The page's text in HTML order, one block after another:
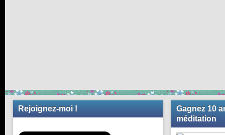
Rejoignez-moi !
Gagnez 10
méditation